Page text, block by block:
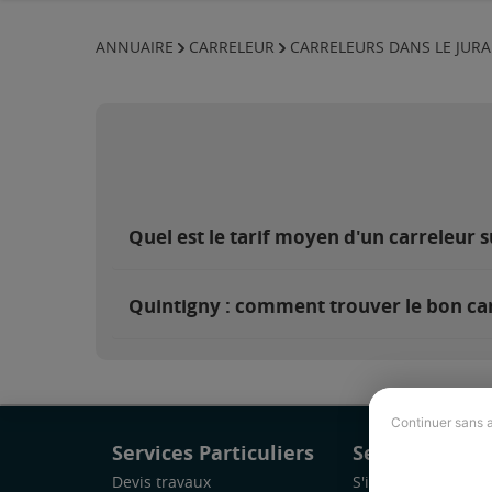
Continuer sans
ANNUAIRE CARRELEUR CARRELEURS DANS LE JURA
Quel est le tarif moyen d'un carreleur
Quintigny : comment trouver le bon
Services Particuliers
Devis travaux
Services Pro
S'inscrire